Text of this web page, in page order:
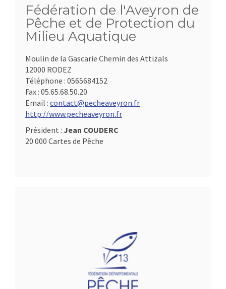
Fédération de l'Aveyron de
Pêche et de Protection du
Milieu Aquatique
Moulin de la Gascarie Chemin des Attizals
12000 RODEZ
Téléphone : 0565684152
Fax : 05.65.68.50.20
Email : contact@pecheaveyron.fr
http://www.pecheaveyron.fr
Président : Jean COUDERC
20 000 Cartes de Pêche